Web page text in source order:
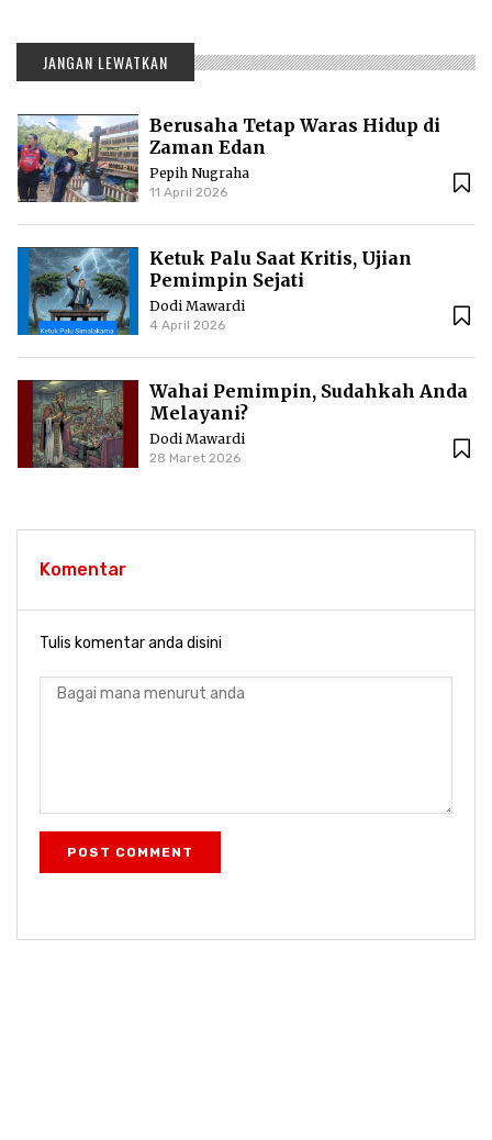
JANGAN LEWATKAN
Berusaha Tetap Waras Hidup di
Zaman Edan
Pepih Nugraha
11 April 2026
Ketuk Palu Saat Kritis, Ujian
Pemimpin Sejati
Dodi Mawardi
4 April 2026
Wahai Pemimpin, Sudahkah Anda
Melayani?
Dodi Mawardi
28 Maret 2026
Komentar
Tulis komentar anda disini
POST COMMENT